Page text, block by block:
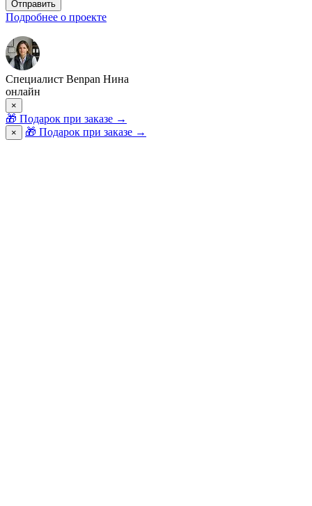
Отправить
Подробнее о проекте
Специалист Benpan Нина
онлайн
×
🎁 Подарок при заказе →
× 🎁 Подарок при заказе →